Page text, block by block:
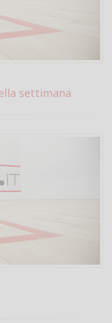
settimana